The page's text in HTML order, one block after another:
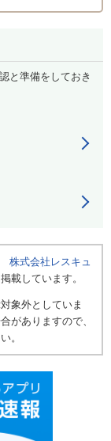
と準備をしておき
株式会社レスキュ
載しています。
象外としていま
がありますので、
。